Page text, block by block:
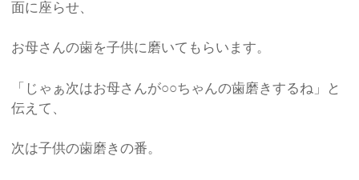
面に座らせ、
お母さんの歯を子供に磨いてもらいます。
「じゃぁ次はお母さんが○○ちゃんの歯磨きするね」と
伝えて、
次は子供の歯磨きの番。